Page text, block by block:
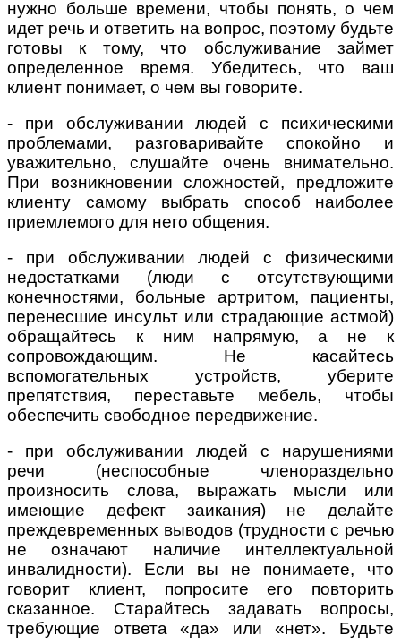
нужно больше времени, чтобы понять, о чем
идет речь и ответить на вопрос, поэтому будьте
готовы к тому, что обслуживание займет
определенное время. Убедитесь, что ваш
клиент понимает, о чем вы говорите.
- при обслуживании людей с психическими
проблемами, разговаривайте спокойно и
уважительно, слушайте очень внимательно.
При возникновении сложностей, предложите
клиенту самому выбрать способ наиболее
приемлемого для него общения.
- при обслуживании людей с физическими
недостатками (люди с отсутствующими
конечностями, больные артритом, пациенты,
перенесшие инсульт или страдающие астмой)
обращайтесь к ним напрямую, а не к
сопровождающим. Не касайтесь
вспомогательных устройств, уберите
препятствия, переставьте мебель, чтобы
обеспечить свободное передвижение.
- при обслуживании людей с нарушениями
речи (неспособные членораздельно
произносить слова, выражать мысли или
имеющие дефект заикания) не делайте
преждевременных выводов (трудности с речью
не означают наличие интеллектуальной
инвалидности). Если вы не понимаете, что
говорит клиент, попросите его повторить
сказанное. Старайтесь задавать вопросы,
требующие ответа «да» или «нет». Будьте